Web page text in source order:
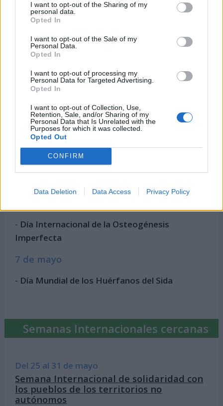
I want to opt-out of the Sharing of my
personal data.
Opted In
I want to opt-out of the Sale of my
Personal Data.
Opted In
I want to opt-out of processing my
Personal Data for Targeted Advertising.
Opted In
I want to opt-out of Collection, Use,
Retention, Sale, and/or Sharing of my
Personal Data that Is Unrelated with the
Purposes for which it was collected.
Opted Out
CONFIRM
Data Deletion Data Access Privacy Policy
Día Mundial del Asma
Día Mundial de la Hipertensión Pulmonar
Día Mundial de la Lengua Portuguesa
cercanos
6 de mayo
Día Mundial de la Salud Mental Materna
Día Mundial de la Filatelia
- Día Internacional de la Osteogénesis
Imperfecta
7 de mayo
- Día Mundial de los Huérfanos del Sida
Semanas Internacionales cercanas
Del 25 al 31 de mayo
Semana Internacional de solidaridad con
los pueblos de los territorios no
autónomos